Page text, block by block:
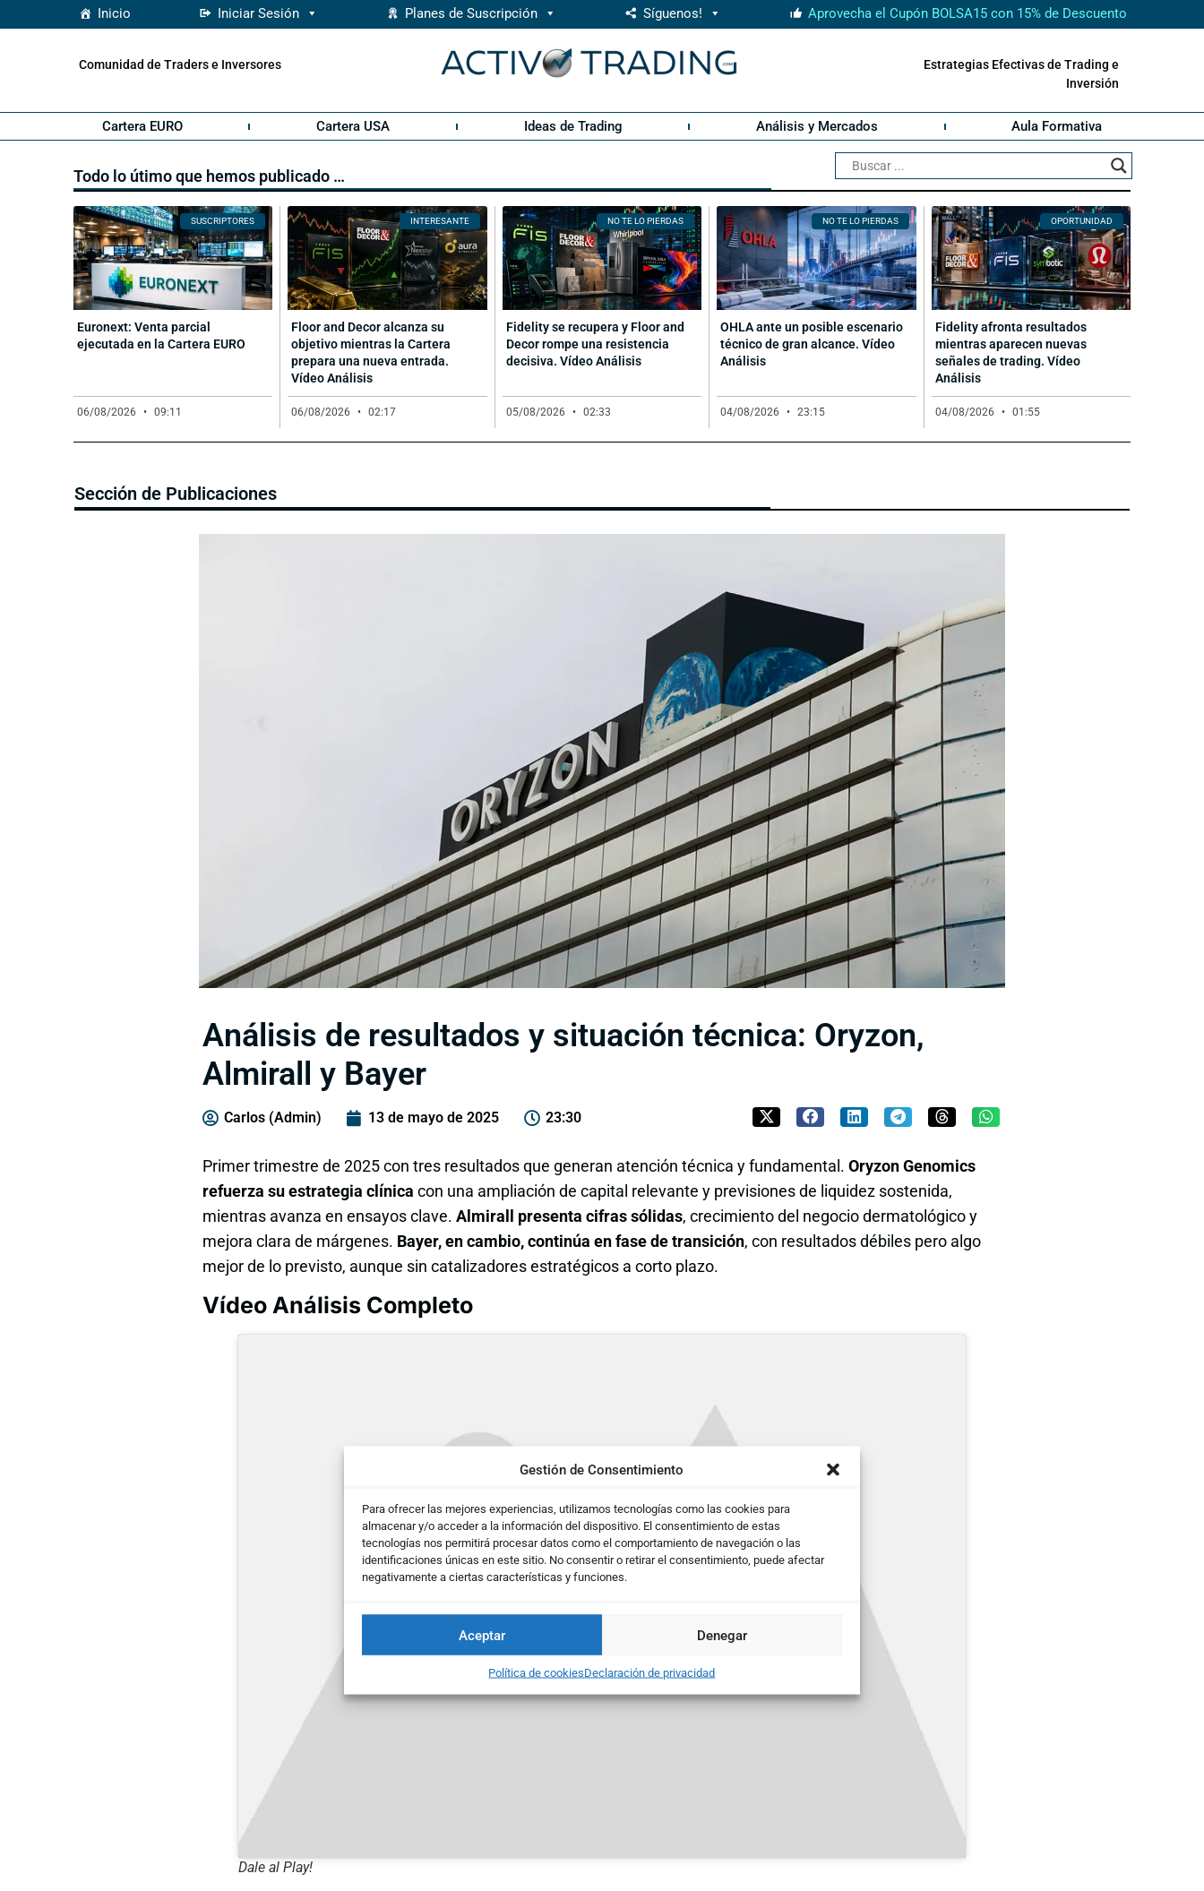
Gestión de Consentimiento
Para ofrecer las mejores experiencias, utilizamos tecnologías como las cookies para
almacenar y/o acceder a la información del dispositivo. El consentimiento de estas
tecnologías nos permitirá procesar datos como el comportamiento de navegación o las
identificaciones únicas en este sitio. No consentir o retirar el consentimiento, puede afectar
negativamente a ciertas características y funciones.
Aceptar Denegar
Política de cookiesDeclaración de privacidad
Inicio Iniciar Sesión Planes de Suscripción Síguenos! Aprovecha el Cupón BOLSA15 con 15% de Descuento
Comunidad de Traders e Inversores
Estrategias Efectivas de Trading e
Inversión
Cartera EURO Cartera USA Ideas de Trading Análisis y Mercados Aula Formativa
Todo lo útimo que hemos publicado …
SUSCRIPTORES
Euronext: Venta parcial
ejecutada en la Cartera EURO
06/08/2026 09:11
INTERESANTE
Floor and Decor alcanza su
objetivo mientras la Cartera
prepara una nueva entrada.
Vídeo Análisis
06/08/2026 02:17
NO TE LO PIERDAS
Fidelity se recupera y Floor and
Decor rompe una resistencia
decisiva. Vídeo Análisis
05/08/2026 02:33
NO TE LO PIERDAS
OHLA ante un posible escenario
técnico de gran alcance. Vídeo
Análisis
04/08/2026 23:15
OPORTUNIDAD
Fidelity afronta resultados
mientras aparecen nuevas
señales de trading. Vídeo
Análisis
04/08/2026 01:55
Sección de Publicaciones
Análisis de resultados y situación técnica: Oryzon,
Almirall y Bayer
Carlos (Admin) 13 de mayo de 2025 23:30
Primer trimestre de 2025 con tres resultados que generan atención técnica y fundamental. Oryzon Genomics
refuerza su estrategia clínica con una ampliación de capital relevante y previsiones de liquidez sostenida,
mientras avanza en ensayos clave. Almirall presenta cifras sólidas, crecimiento del negocio dermatológico y
mejora clara de márgenes. Bayer, en cambio, continúa en fase de transición, con resultados débiles pero algo
mejor de lo previsto, aunque sin catalizadores estratégicos a corto plazo.
Vídeo Análisis Completo
Haz clic para aceptar cookies de marketing y
Dale al Play!